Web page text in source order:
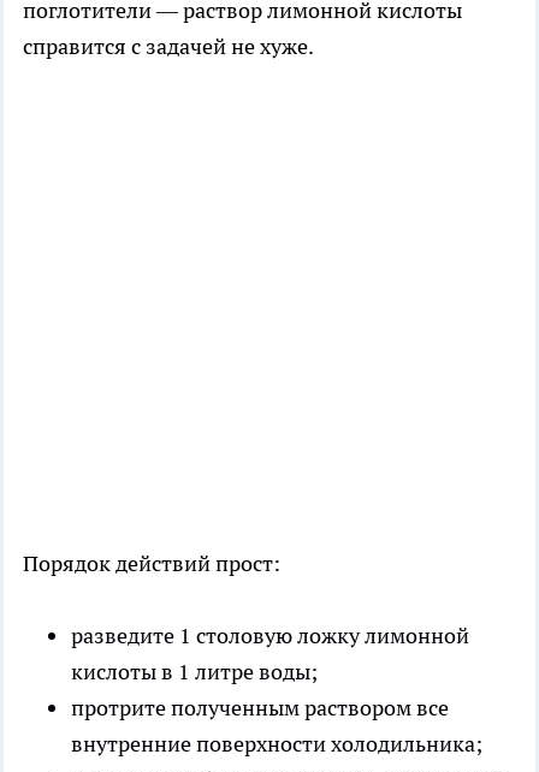
поглотители — раствор лимонной кислоты
справится с задачей не хуже.
Порядок действий прост:
разведите 1 столовую ложку лимонной
кислоты в 1 литре воды;
протрите полученным раствором все
внутренние поверхности холодильника;